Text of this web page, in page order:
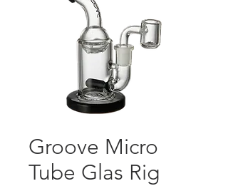
Groove Micro
Tube Glas Rig